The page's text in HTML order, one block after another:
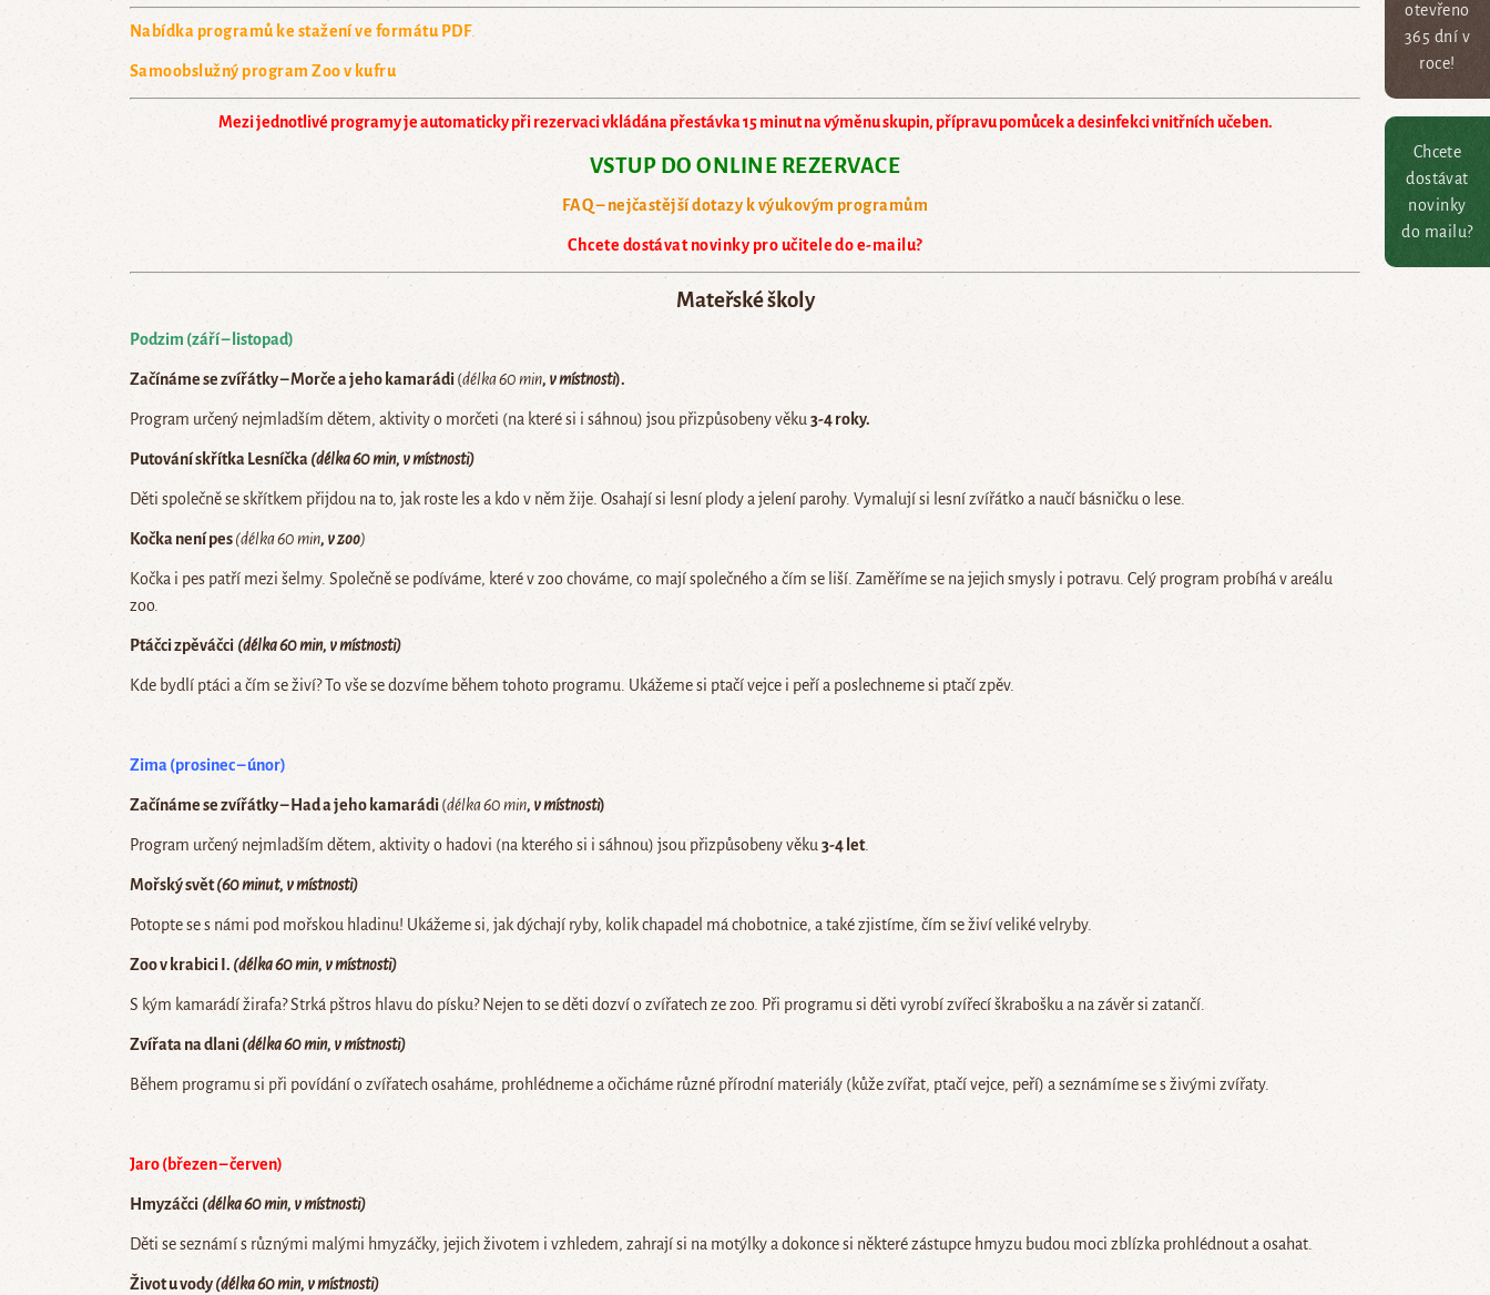
otevřeno
365 dní v
roce!
Chcete
dostávat
novinky
do mailu?
Nabídka programů ke stažení ve formátu PDF.
Samoobslužný program Zoo v kufru
Mezi jednotlivé programy je automaticky při rezervaci vkládána přestávka 15 minut na výměnu skupin, přípravu pomůcek a desinfekci vnitřních učeben.
VSTUP DO ONLINE REZERVACE
FAQ – nejčastější dotazy k výukovým programům
Chcete dostávat novinky pro učitele do e-mailu?
Mateřské školy
Podzim (září – listopad)
Začínáme se zvířátky – Morče a jeho kamarádi(délka 60 min, v místnosti).
Program určený nejmladším dětem, aktivity o morčeti (na které si i sáhnou) jsou přizpůsobeny věku 3-4 roky.
Putování skřítka Lesníčka(délka 60 min, vmístnosti)
Děti společně se skřítkem přijdou na to, jak roste les a kdo v něm žije. Osahají si lesní plody a jelení parohy. Vymalují si lesní zvířátko a naučí básničku o lese.
Kočka není pes(délka 60 min, vzoo)
Kočka i pes patří mezi šelmy. Společně se podíváme, které v zoo chováme, co mají společného a čím se liší. Zaměříme se na jejich smysly i potravu. Celý program probíhá v areálu
zoo.
Ptáčci zpěváčci (délka 60 min, v místnosti)
Kde bydlí ptáci a čím se živí? To vše se dozvíme během tohoto programu. Ukážeme si ptačí vejce i peří a poslechneme si ptačí zpěv.
Zima (prosinec – únor)
Začínáme se zvířátky – Had a jeho kamarádi(délka 60 min, v místnosti)
Program určený nejmladším dětem, aktivity o hadovi (na kterého si i sáhnou) jsou přizpůsobeny věku 3-4 let.
Mořský svět(60 minut, v místnosti)
Potopte se s námi pod mořskou hladinu! Ukážeme si, jak dýchají ryby, kolik chapadel má chobotnice, a také zjistíme, čím se živí veliké velryby.
Zoo v krabici I. (délka 60 min, v místnosti)
S kým kamarádí žirafa? Strká pštros hlavu do písku? Nejen to se děti dozví o zvířatech ze zoo. Při programu si děti vyrobí zvířecí škrabošku a na závěr si zatančí.
Zvířata na dlani(délka 60 min, v místnosti)
Během programu si při povídání o zvířatech osaháme, prohlédneme a očicháme různé přírodní materiály (kůže zvířat, ptačí vejce, peří) a seznámíme se s živými zvířaty.
Jaro (březen – červen)
Hmyzáčci (délka 60 min, v místnosti)
Děti se seznámí s různými malými hmyzáčky, jejich životem i vzhledem, zahrají si na motýlky a dokonce si některé zástupce hmyzu budou moci zblízka prohlédnout a osahat.
Život u vody(délka 60 min, v místnosti)